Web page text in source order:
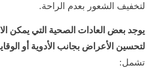
لتخفيف الشعور بعدم الراحة.
يوجد بعض العادات الصحية التي يمكن
لتحسين الأعراض بجانب الأدوية أو
تشمل: